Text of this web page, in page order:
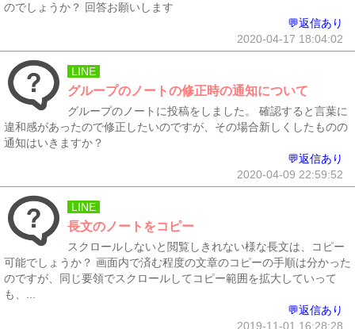
のでしょうか？ 回答お願いします
💬返信あり
2020-04-17 18:04:02
LINE
グループのノートの修正時の通知について
グループのノートに投稿をしました。 確認すると言葉に
違和感があったので修正したいのですが、その場合新しくしたものの
通知はいきますか？
💬返信あり
2020-04-09 22:59:52
LINE
長文のノートをコピー
スクロールしないと閲覧しきれない様な長文は、コピー
可能でしょうか？ 画面内で済む程度の文章のコピーの手順は分かった
のですが、同じ要領でスクロールしてコピー範囲を拡大していって
も、...
💬返信あり
2019-11-01 16:28:28